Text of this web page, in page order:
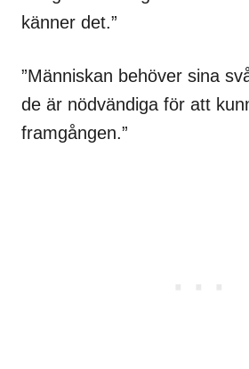
känner det.”
”Människan behöver sina
de är nödvändiga för att
framgången.”